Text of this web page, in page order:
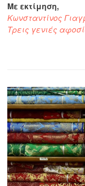
Με εκτίμηση,
Κωνσταντίνος
Τρεις γενιές